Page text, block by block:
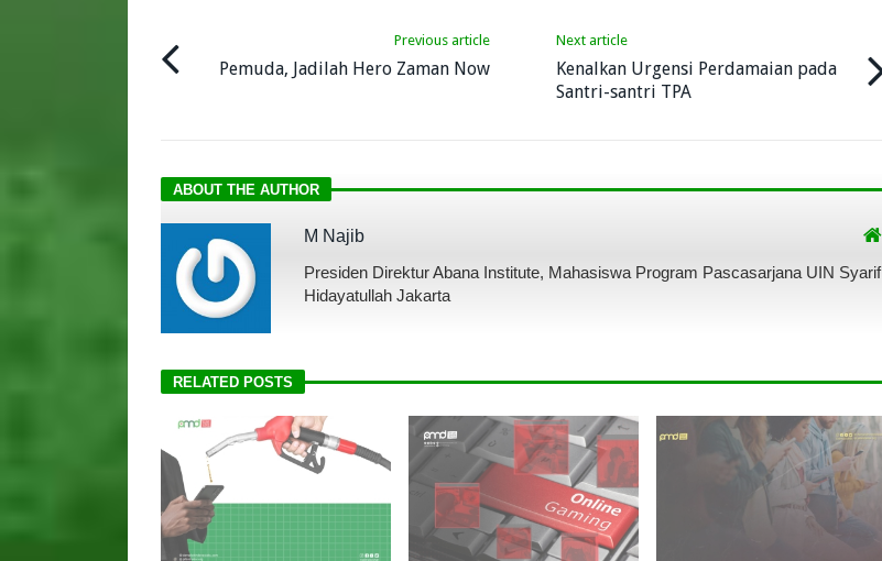
Previous article
Pemuda, Jadilah Hero Zaman Now
Next article
Kenalkan Urgensi Perdamaian pada
Santri-santri TPA
ABOUT THE AUTHOR
M Najib
Presiden Direktur Abana Institute, Mahasiswa Program Pascasarjana UIN Syarif
Hidayatullah Jakarta
RELATED POSTS